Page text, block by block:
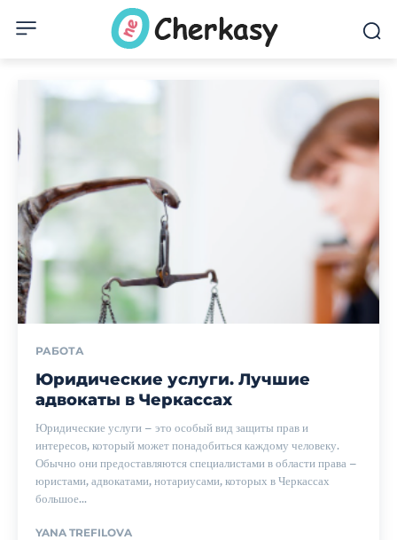
РАБОТА
Юридические услуги. Лучшие
адвокаты в Черкассах
Юридические услуги – это особый вид защиты прав и
интересов, который может понадобиться каждому человеку.
Обычно они предоставляются специалистами в области права –
юристами, адвокатами, нотариусами, которых в Черкассах
большое...
YANA TREFILOVA